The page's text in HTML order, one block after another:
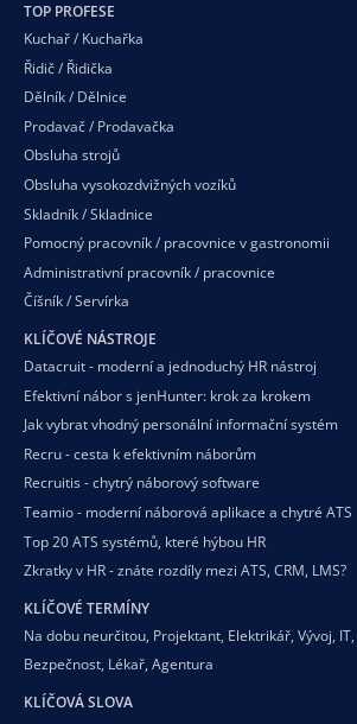
TOP PROFESE
Kuchař / Kuchařka
Řidič / Řidička
Dělník / Dělnice
Prodavač / Prodavačka
Obsluha strojů
Obsluha vysokozdvižných vozíků
Skladník / Skladnice
Pomocný pracovník / pracovnice v gastronomii
Administrativní pracovník / pracovnice
Číšník / Servírka
KLÍČOVÉ NÁSTROJE
Datacruit - moderní a jednoduchý HR nástroj
Efektivní nábor s jenHunter: krok za krokem
Jak vybrat vhodný personální informační systém
Recru - cesta k efektivním náborům
Recruitis - chytrý náborový software
Teamio - moderní náborová aplikace a chytré ATS
Top 20 ATS systémů, které hýbou HR
Zkratky v HR - znáte rozdíly mezi ATS, CRM, LMS?
KLÍČOVÉ TERMÍNY
Na dobu neurčitou, Projektant, Elektrikář, Vývoj, IT,
Bezpečnost, Lékař, Agentura
KLÍČOVÁ SLOVA